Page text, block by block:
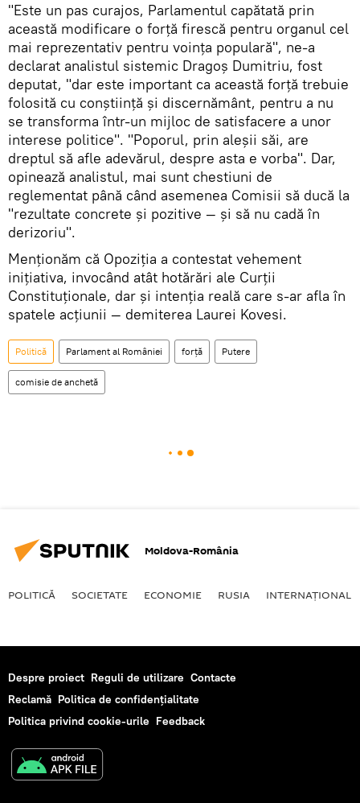
"Este un pas curajos, Parlamentul capătată prin
această modificare o forță firescă pentru organul cel
mai reprezentativ pentru voința populară", ne-a
declarat analistul sistemic Dragoș Dumitriu, fost
deputat, "dar este important ca această forță trebuie
folosită cu conștiință și discernământ, pentru a nu
se transforma într-un mijloc de satisfacere a unor
interese politice". "Poporul, prin aleșii săi, are
dreptul să afle adevărul, despre asta e vorba". Dar,
opinează analistul, mai sunt chestiuni de
reglementat până când asemenea Comisii să ducă la
"rezultate concrete și pozitive — și să nu cadă în
derizoriu".
Menționăm că Opoziția a contestat vehement
inițiativa, invocând atât hotărări ale Curții
Constituționale, dar și intenția reală care s-ar afla în
spatele acțiunii — demiterea Laurei Kovesi.
Politică Parlament al României forță Putere
comisie de anchetă
Moldova-România
POLITICĂ SOCIETATE ECONOMIE RUSIA INTERNAŢIONAL
Despre proiect Reguli de utilizare Contacte
Reclamă Politica de confidențialitate
Politica privind cookie-urile Feedback